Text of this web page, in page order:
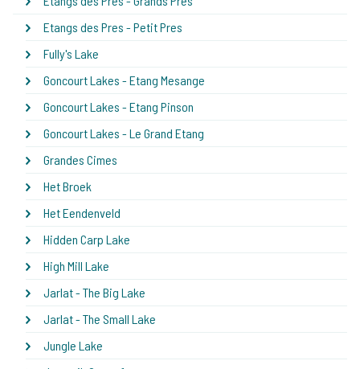
Etangs des Pres - Petit Pres
Fully's Lake
Goncourt Lakes - Etang Mesange
Goncourt Lakes - Etang Pinson
Goncourt Lakes - Le Grand Etang
Grandes Cimes
Het Broek
Het Eendenveld
Hidden Carp Lake
High Mill Lake
Jarlat - The Big Lake
Jarlat - The Small Lake
Jungle Lake